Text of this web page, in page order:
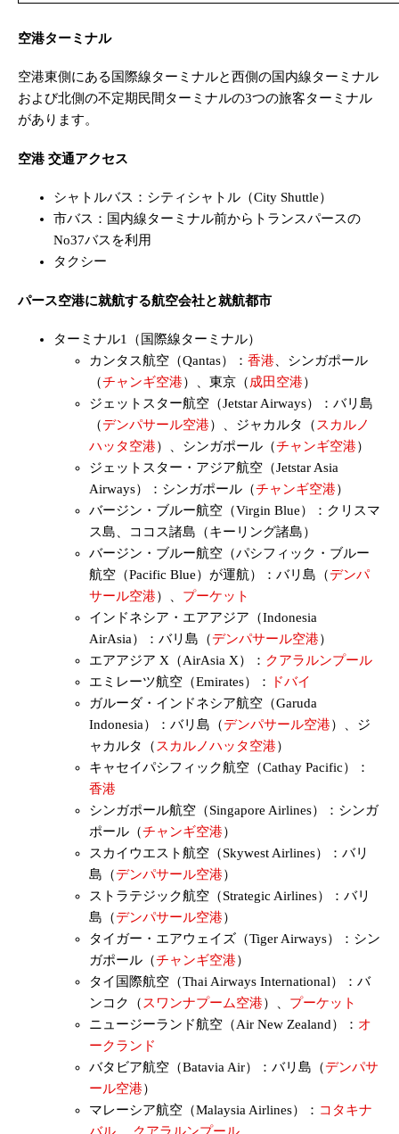
空港ターミナル
空港東側にある国際線ターミナルと西側の国内線ターミナル
および北側の不定期民間ターミナルの3つの旅客ターミナル
があります。
空港 交通アクセス
シャトルバス：シティシャトル（City Shuttle）
市バス：国内線ターミナル前からトランスパースの
No37バスを利用
タクシー
パース空港に就航する航空会社と就航都市
ターミナル1（国際線ターミナル）
カンタス航空（Qantas）： 香港、シンガポール
（チャンギ空港）、東京（成田空港）
ジェットスター航空（Jetstar Airways）：バリ島
（デンパサール空港）、ジャカルタ（スカルノ
ハッタ空港）、シンガポール（チャンギ空港）
ジェットスター・アジア航空（Jetstar Asia
Airways）：シンガポール（チャンギ空港）
バージン・ブルー航空（Virgin Blue）：クリスマ
ス島、ココス諸島（キーリング諸島）
バージン・ブルー航空（パシフィック・ブルー
航空（Pacific Blue）が運航）：バリ島（デンパ
サール空港）、 プーケット
インドネシア・エアアジア（Indonesia
AirAsia）：バリ島（デンパサール空港）
エアアジア X（AirAsia X）： クアラルンプール
エミレーツ航空（Emirates）：
ドバイ
ガルーダ・インドネシア航空（Garuda
Indonesia）：バリ島（デンパサール空港）、ジ
ャカルタ（スカルノハッタ空港）
キャセイパシフィック航空（Cathay Pacific）：
香港
シンガポール航空（Singapore Airlines）：シンガ
ポール（チャンギ空港）
スカイウエスト航空（Skywest Airlines）：バリ
島（デンパサール空港）
ストラテジック航空（Strategic Airlines）：バリ
島（デンパサール空港）
タイガー・エアウェイズ（Tiger Airways）：シン
ガポール（チャンギ空港）
タイ国際航空（Thai Airways International）：バ
ンコク（スワンナプーム空港）、 プーケット
ニュージーランド航空（Air New Zealand）： オ
ークランド
バタビア航空（Batavia Air）：バリ島（デンパサ
ール空港）
マレーシア航空（Malaysia Airlines）： コタキナ